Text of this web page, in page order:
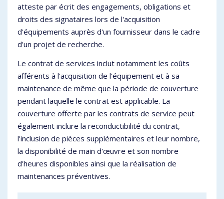
atteste par écrit des engagements, obligations et
droits des signataires lors de l'acquisition
d'équipements auprès d'un fournisseur dans le cadre
d'un projet de recherche.
Le contrat de services inclut notamment les coûts
afférents à l'acquisition de l'équipement et à sa
maintenance de même que la période de couverture
pendant laquelle le contrat est applicable. La
couverture offerte par les contrats de service peut
également inclure la reconductibilité du contrat,
l'inclusion de pièces supplémentaires et leur nombre,
la disponibilité de main d'œuvre et son nombre
d'heures disponibles ainsi que la réalisation de
maintenances préventives.